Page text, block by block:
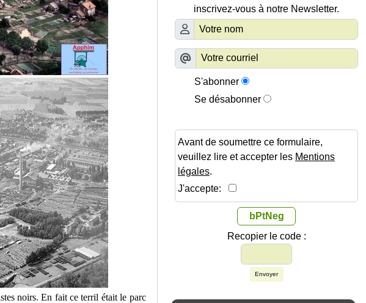
noirs. En fait ce terril était le parc
inscrivez-vous à notre Newsletter.
S'abonner
Se désabonner
Avant de soumettre ce formulaire,
veuillez lire et accepter les Mentions
légales.
J'accepte:
bPtNeg
Recopier le code :
Envoyer